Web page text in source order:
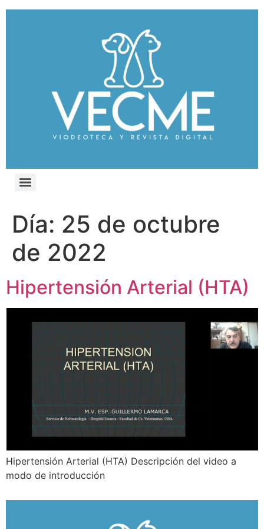
Día: 25 de octubre
de 2022
Hipertensión Arterial (HTA)
Hipertensión Arterial (HTA) Descripción del video a
modo de introducción